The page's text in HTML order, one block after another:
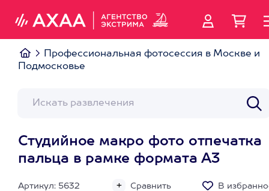
Профессиональная фотосессия в Москве и
Подмосковье
Студийное макро фото отпечатка
пальца в рамке формата А3
Артикул: 5632 Сравнить В